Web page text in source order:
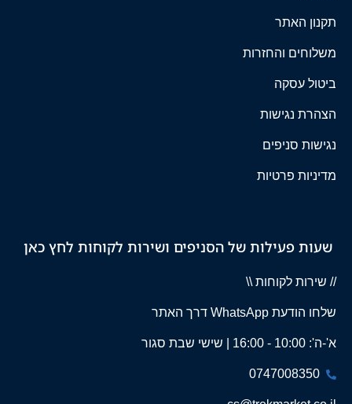
תקנון האתר
משלוחים והחזרות
ביטול עסקה
הצהרת נגישות
נגישות סניפים
מדיניות פרטיות
שעות פעילות של הסניפים ושירות לקוחות לחץ כאן
// שירות לקוחות \\
שלחו הודעת WhatsApp דרך האתר
א'-ה': 10:00 - 16:00 | שישי שבת סגור
0747008350